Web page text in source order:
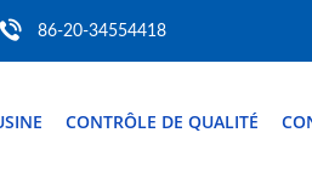
86-20-34554418
CONTRÔLE DE QUALITÉ